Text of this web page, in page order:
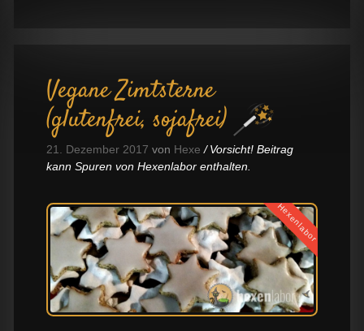
Vegane Zimtsterne
(glutenfrei, sojafrei)
21. Dezember 2017 von Hexe
Vorsicht! Beitrag
kann Spuren von Hexenlabor enthalten.
Hexenlabor